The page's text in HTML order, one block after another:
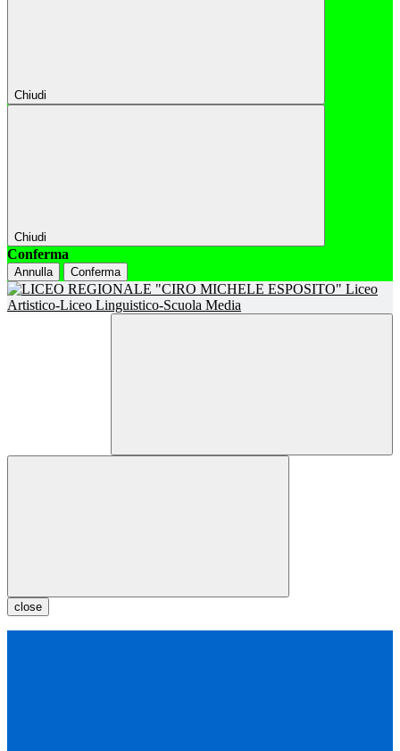
Chiudi
Chiudi
Conferma
Annulla Conferma
close